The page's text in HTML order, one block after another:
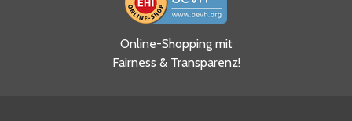
Ja, ich habe die
Datenschutzhinweise gelesen
und akzeptiere diese.
Online-Shopping mit
Fairness & Transparenz!